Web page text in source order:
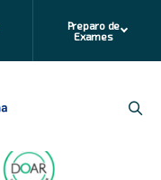
Preparo de
Exames